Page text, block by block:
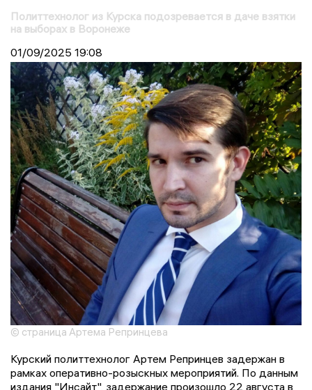
Политтехнолог из Курска подозревается в даче взятки
на выборах в Воронеже
01/09/2025 19:08
© страница Артема Репринцева
Курский политтехнолог Артем Репринцев задержан в
рамках оперативно-розыскных мероприятий. По данным
издания "Инсайт", задержание произошло 22 августа в